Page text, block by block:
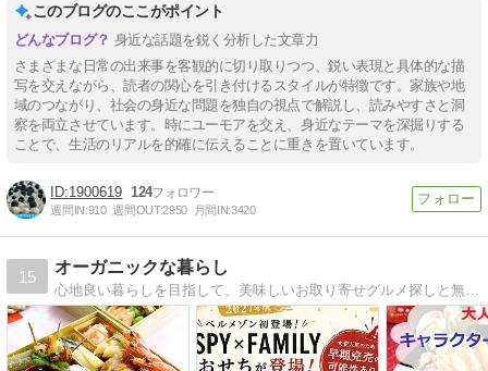
このブログのここがポイント
身近な話題を鋭く分析した文章力
さまざまな日常の出来事を客観的に切り取りつつ、鋭い表現と具体的な描
写を交えながら、読者の関心を引き付けるスタイルが特徴です。家族や地
域のつながり、社会の身近な問題を独自の視点で解説し、読みやすさと洞
察を両立させています。時にユーモアを交え、身近なテーマを深掘りする
ことで、生活のリアルを的確に伝えることに重きを置いています。
1900619 124
週間IN:910 週間OUT:2950 月間IN:3420
15
オーガニックな暮らし